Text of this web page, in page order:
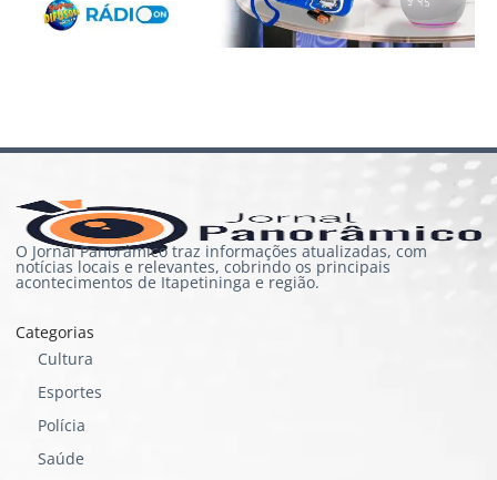
O Jornal Panorâmico traz informações atualizadas, com
notícias locais e relevantes, cobrindo os principais
acontecimentos de Itapetininga e região.
Categorias
Cultura
Esportes
Polícia
Saúde